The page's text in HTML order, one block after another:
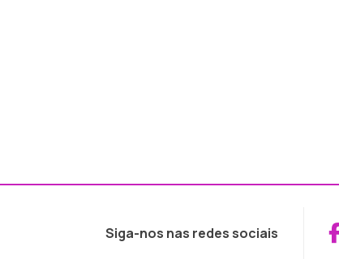
Siga-nos nas redes sociais